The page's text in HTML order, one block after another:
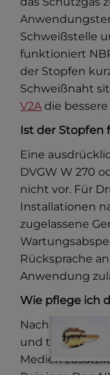
Schweißstelle
funktioniert
der Stopfen
Schweißnaht
V2A die bessere
Ist der Stopfen
Eine
DVGW W 270
nicht vor. Für
Installationen
zugelassene
Rücksprache an
Anwendung
Wie pflege ich
Nach dem
und trocken
Medien